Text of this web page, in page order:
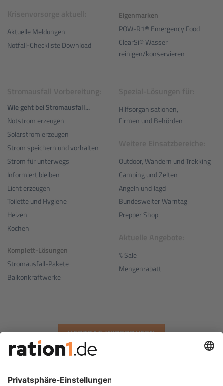
Aktuelle Meldungen
Notfall-Checkliste Download
Eigenmarken
POW-R1® Emergency Food
ClearSi® Wasser
reinigen/konservieren
Wie geht bei Stromausfall...
Notstrom erzeugen
Solarstrom erzeugen
Strom speichern und vorhalten
Strom für unterwegs
Informiert bleiben
Licht erzeugen
Toilette und Hygiene
Heizen
Kochen
Komplett-Lösungen
Stromausfall-Pakete
Balkonkraftwerke
Hilfsorganisationen,
Firmen und Behörden
Outdoor, Wandern und Trekking
Camping und Zelten
Angeln und Jagd
Bundesweiter Warntag
Prepper Shop
% Sale
Mengenrabatt
VERTRAG WIDERRUFEN